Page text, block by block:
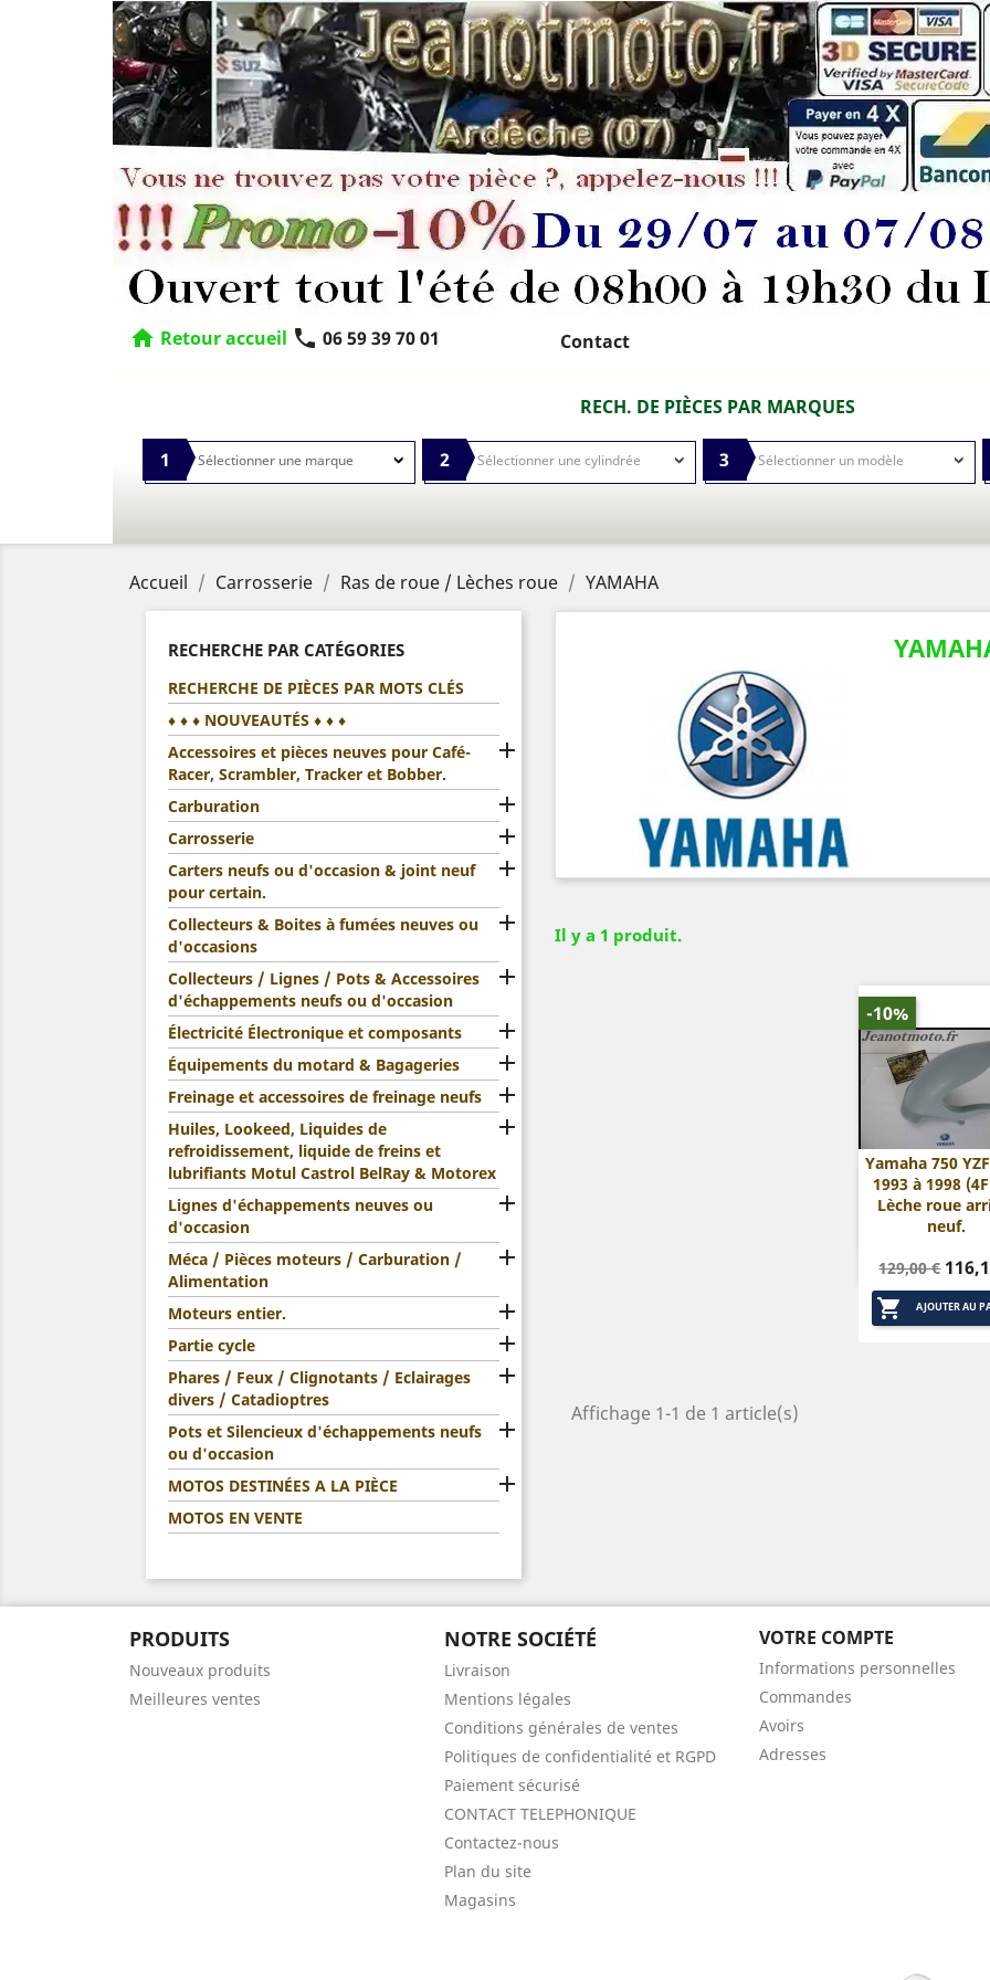
home Retour accueil phone 06 59 39 70 01 Contact
RECH. DE PIÈCES PAR MARQUES
1 2 3
Accueil Carrosserie Ras de roue / Lèches roue YAMAHA
RECHERCHE PAR CATÉGORIES
RECHERCHE DE PIÈCES PAR MOTS CLÉS
♦ ♦ ♦ NOUVEAUTÉS ♦ ♦ ♦
Accessoires et pièces neuves pour Café-
Racer, Scrambler, Tracker et Bobber.

Carburation 
Carrosserie 
Carters neufs ou d'occasion & joint neuf
pour certain.

Collecteurs & Boites à fumées neuves ou
d'occasions

Collecteurs / Lignes / Pots & Accessoires
d'échappements neufs ou d'occasion

Électricité Électronique et composants 
Équipements du motard & Bagageries 
Freinage et accessoires de freinage neufs 
Huiles, Lookeed, Liquides de
refroidissement, liquide de freins et
lubrifiants Motul Castrol BelRay & Motorex

Lignes d'échappements neuves ou
d'occasion

Méca / Pièces moteurs / Carburation /
Alimentation

Moteurs entier. 
Partie cycle 
Phares / Feux / Clignotants / Eclairages
divers / Catadioptres

Pots et Silencieux d'échappements neufs
ou d'occasion

MOTOS DESTINÉES A LA PIÈCE 
MOTOS EN VENTE
Il y a 1 produit.
Yamaha 750
1993 à 1998
Lèche roue
neuf.
Prix
de
base
129,00 € Prix
 AJOUTER AU
-10%
Aperçu
Affichage 1-1 de 1 article(s)
PRODUITS
Nouveaux produits
Meilleures ventes
NOTRE SOCIÉTÉ
Livraison
Mentions légales
Conditions générales de ventes
Politiques de confidentialité et RGPD
Paiement sécurisé
CONTACT TELEPHONIQUE
Contactez-nous
Plan du site
Magasins
VOTRE COMPTE
Informations personnelles
Commandes
Avoirs
Adresses